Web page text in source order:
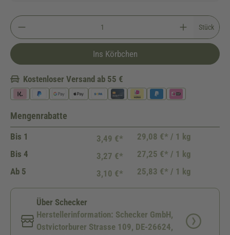
Stück
Ins Körbchen
Kostenloser Versand ab 55 €
Mengenrabatte
Bis 1 3,49 €*
29,08 €* / 1 kg
Bis 4 3,27 €*
27,25 €* / 1 kg
Ab 5 3,10 €* 25,83 €* / 1 kg
Über Schecker
Herstellerinformation: Schecker GmbH,
Ostvictorburer Strasse 109, DE-26624,